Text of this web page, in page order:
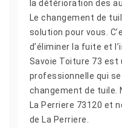
la détérioration des
Le changement de
solution pour vous.
d’éliminer la fuite et
Savoie Toiture 73 est
professionnelle qui
changement de tuile.
La Perriere 73120 et
de La Perriere.